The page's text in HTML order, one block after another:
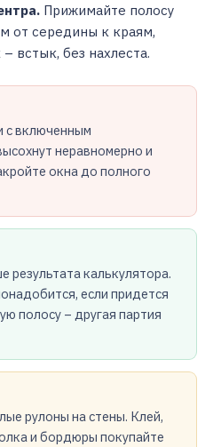
Прижимайте полосу
от середины к краям,
встык, без нахлеста.
с включенным
неравномерно и
окна до полного
результата калькулятора.
если придется
полосу – другая партия
рулоны на стены. Клей,
и бордюры покупайте